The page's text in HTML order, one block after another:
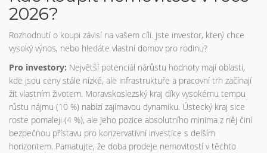
2026?
Rozhodnutí o koupi závisí na vašem cíli. Jste investor, který chce
vysoký výnos, nebo hledáte vlastní domov pro rodinu?
Pro investory: Největší potenciál nárůstu hodnoty mají oblasti,
kde jsou ceny stále nízké, ale infrastruktuře a pracovní trh začínají
žít vlastním životem. Moravskoslezský kraj díky vysokému tempu
růstu nájmu (10 %) nabízí zajímavou dynamiku. Ústecký kraj sice
roste pomaleji (4 %), ale jeho pozice absolutního minima z něj činí
bezpečnou přístavu pro konzervativní investice s delším
horizontem. Pamatujte, že doba prodeje nemovitostí v těchto